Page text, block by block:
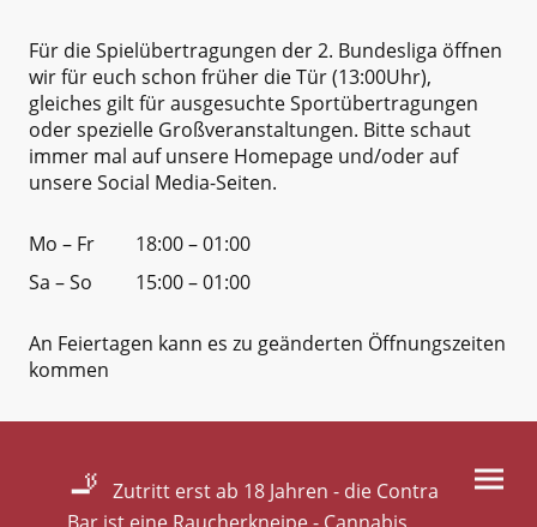
Für die Spielübertragungen der 2. Bundesliga öffnen
wir für euch schon früher die Tür (13:00Uhr),
gleiches gilt für ausgesuchte Sportübertragungen
oder spezielle Großveranstaltungen. Bitte schaut
immer mal auf unsere Homepage und/oder auf
unsere Social Media-Seiten.
Mo – Fr
18:00 – 01:00
Sa – So
15:00 – 01:00
An Feiertagen kann es zu geänderten Öffnungszeiten
kommen
🚬 Zutritt erst ab 18 Jahren - die Contra